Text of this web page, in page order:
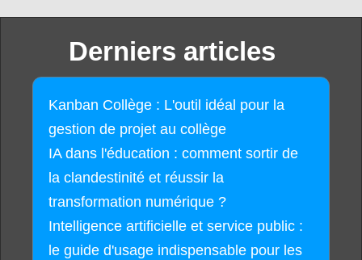
Derniers articles
Kanban Collège : L'outil idéal pour la
gestion de projet au collège
IA dans l'éducation : comment sortir de
la clandestinité et réussir la
transformation numérique ?
Intelligence artificielle et service public :
le guide d'usage indispensable pour les